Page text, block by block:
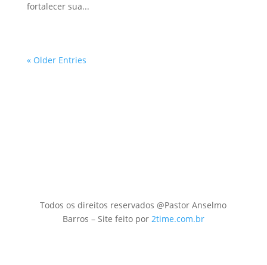
fortalecer sua...
« Older Entries
Todos os direitos reservados @Pastor Anselmo
Barros – Site feito por 2time.com.br